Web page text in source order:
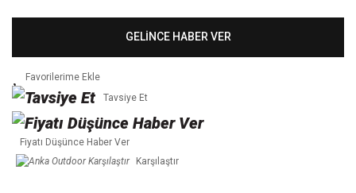
GELİNCE HABER VER
Tavsiye Et
Fiyatı Düşünce Haber Ver
Karşılaştır